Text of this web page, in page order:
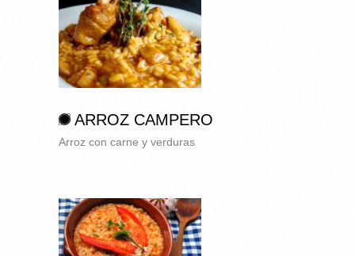
ARROZ CAMPERO
Arroz con carne y verduras